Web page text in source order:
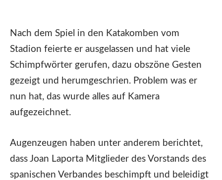
Nach dem Spiel in den Katakomben vom
Stadion feierte er ausgelassen und hat viele
Schimpfwörter gerufen, dazu obszöne Gesten
gezeigt und herumgeschrien. Problem was er
nun hat, das wurde alles auf Kamera
aufgezeichnet.
Augenzeugen haben unter anderem berichtet,
dass Joan Laporta Mitglieder des Vorstands des
spanischen Verbandes beschimpft und beleidigt